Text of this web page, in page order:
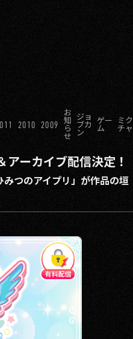
2010 2009
お
知
ら
せ
ジョ
ブカ
ン
ゲー
ム
ミク
チャ
ーカイブ配信決定！
つのアイプリ」が作品の垣